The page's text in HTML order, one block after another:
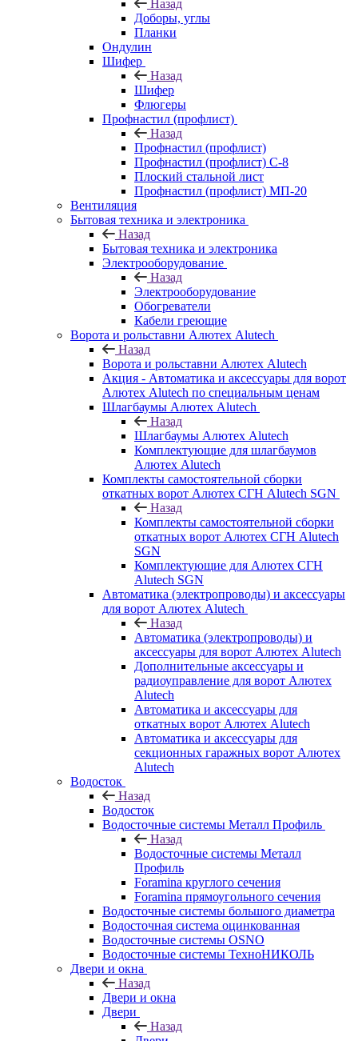
Назад
Доборы, углы
Планки
Ондулин
Шифер
Назад
Шифер
Флюгеры
Профнастил (профлист)
Назад
Профнастил (профлист)
Профнастил (профлист) С-8
Плоский стальной лист
Профнастил (профлист) МП-20
Вентиляция
Бытовая техника и электроника
Назад
Бытовая техника и электроника
Электрооборудование
Назад
Электрооборудование
Обогреватели
Кабели греющие
Ворота и рольставни Алютех Alutech
Назад
Ворота и рольставни Алютех Alutech
Акция - Автоматика и аксессуары для ворот
Алютех Alutech по специальным ценам
Шлагбаумы Алютех Alutech
Назад
Шлагбаумы Алютех Alutech
Комплектующие для шлагбаумов
Алютех Alutech
Комплекты самостоятельной сборки
откатных ворот Алютех СГН Alutech SGN
Назад
Комплекты самостоятельной сборки
откатных ворот Алютех СГН Alutech
SGN
Комплектующие для Алютех СГН
Alutech SGN
Автоматика (электропроводы) и аксессуары
для ворот Алютех Alutech
Назад
Автоматика (электропроводы) и
аксессуары для ворот Алютех Alutech
Дополнительные аксессуары и
радиоуправление для ворот Алютех
Alutech
Автоматика и аксессуары для
откатных ворот Алютех Alutech
Автоматика и аксессуары для
секционных гаражных ворот Алютех
Alutech
Водосток
Назад
Водосток
Водосточные системы Металл Профиль
Назад
Водосточные системы Металл
Профиль
Foramina круглого сечения
Foramina прямоугольного сечения
Водосточные системы большого диаметра
Водосточная система оцинкованная
Водосточные системы OSNO
Водосточные системы ТехноНИКОЛЬ
Двери и окна
Назад
Двери и окна
Двери
Назад